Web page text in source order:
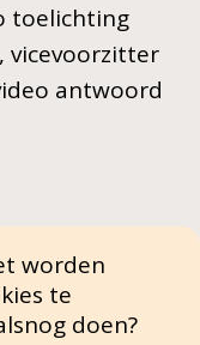
toelichting
vicevoorzitter
antwoord
worden
te
doen?